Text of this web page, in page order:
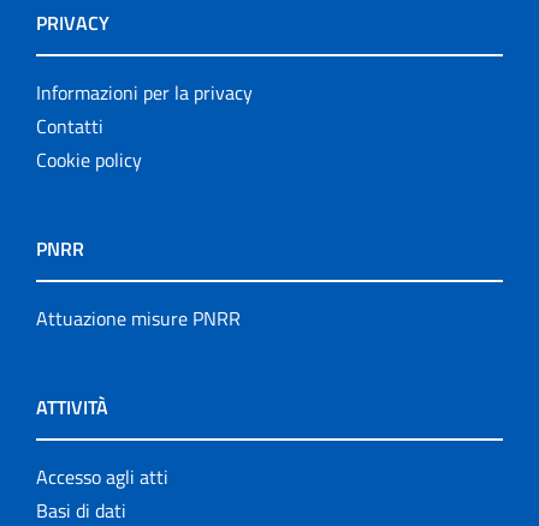
PRIVACY
Informazioni per la privacy
Contatti
Cookie policy
PNRR
Attuazione misure PNRR
ATTIVITÀ
Accesso agli atti
Basi di dati